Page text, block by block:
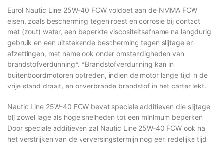
Eurol Nautic Line 25W-40 FCW voldoet aan de NMMA FCW
eisen, zoals bescherming tegen roest en corrosie bij contact
met (zout) water, een beperkte viscositeitsafname na langdurig
gebruik en een uitstekende bescherming tegen slijtage en
afzettingen, met name ook onder omstandigheden van
brandstofverdunning*. *Brandstofverdunning kan in
buitenboordmotoren optreden, indien de motor lange tijd in de
vrije stand draait, en onverbrande brandstof in het carter lekt.
Nautic Line 25W-40 FCW bevat speciale additieven die slijtage
bij zowel lage als hoge snelheden tot een minimum beperken
Door speciale additieven zal Nautic Line 25W-40 FCW ook na
het verstrijken van de verversingstermijn nog een redelijke tijd